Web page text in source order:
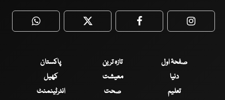
WhatsApp Twitter Facebook
صفحۂ اول تازہ ترین
پاکستان
دنیا
معیشت
کھیل
تعلیم
صحت
انٹرٹینمنٹ